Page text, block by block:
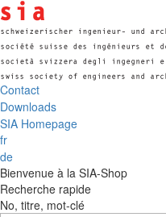
Contact
Downloads
SIA Homepage
fr
de
Bienvenue à la SIA-Shop
Recherche rapide
No, titre, mot-clé